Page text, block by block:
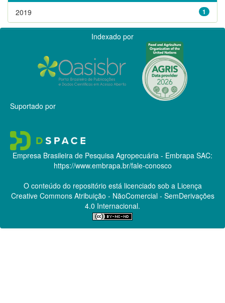
1
2019
Indexado por
Suportado por
Empresa Brasileira de Pesquisa Agropecuária - Embrapa SAC:
https://www.embrapa.br/fale-conosco
O conteúdo do repositório está licenciado sob a Licença
Creative CommonsAtribuição - NãoComercial - SemDerivações
4.0 Internacional.